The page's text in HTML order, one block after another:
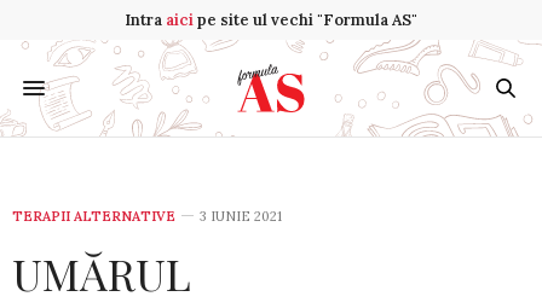
Intra aicipe site ul vechi "Formula AS"
TERAPII ALTERNATIVE 3 IUNIE 2021
UMĂRUL